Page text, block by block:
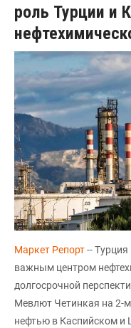
роль Турции и
Маркет Репорт--
важным центром
долгосрочной
Мевлют Четинкая на 2-м
нефтью в Каспийском и